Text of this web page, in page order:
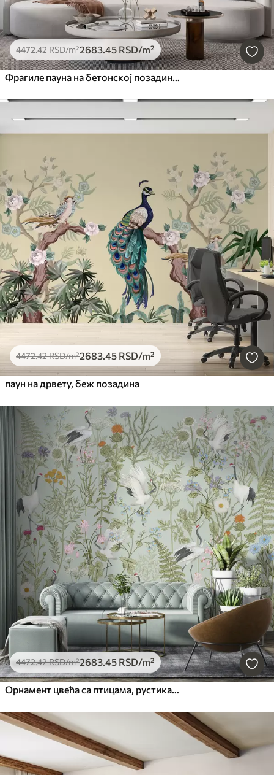
4472.42RSD/m²2683.45 RSD/m²
Фрагиле пауна на бетонској позадини бетона Грунге
4472.42RSD/m²2683.45 RSD/m²
паун на дрвету, беж позадина
4472.42RSD/m²2683.45 RSD/m²
Орнамент цвећа са птицама, рустикални стил, ботанички, ливада, плава позадина